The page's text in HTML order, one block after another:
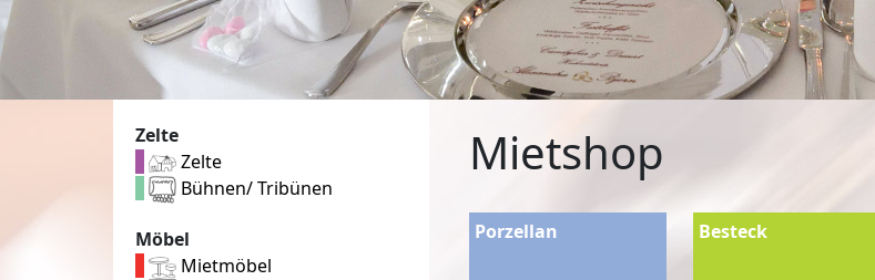
Zelte
Zelte
Bühnen/ Tribünen
Möbel
Mietmöbel
Mietshop
Porzellan Besteck